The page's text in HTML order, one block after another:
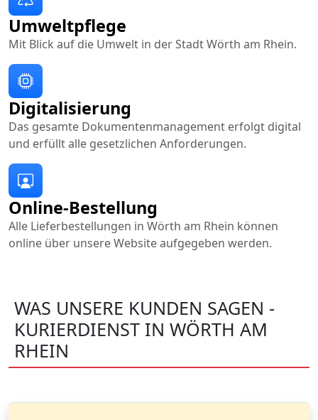
Online-Bestellung
Alle Lieferbestellungen in Wörth am Rhein können
online über unsere Website aufgegeben werden.
Digitalisierung
Das gesamte Dokumentenmanagement erfolgt digital
und erfüllt alle gesetzlichen Anforderungen.
Umweltpflege
Mit Blick auf die Umwelt in der Stadt Wörth am Rhein.
WAS UNSERE KUNDEN SAGEN -
KURIERDIENST IN WÖRTH AM
RHEIN